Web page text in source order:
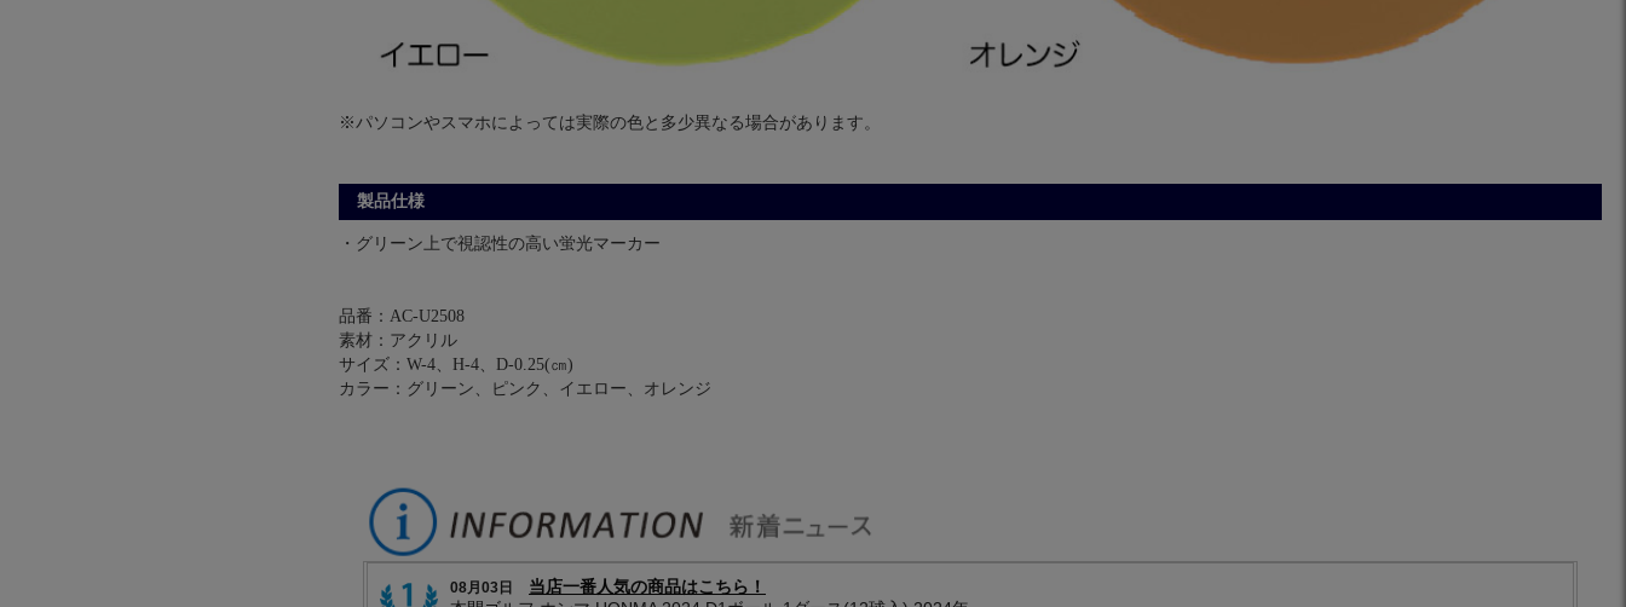
※パソコンやスマホによっては実際の色と多少異なる場合があります。
製品仕様
・グリーン上で視認性の高い蛍光マーカー
品番：AC-U2508
素材：アクリル
サイズ：W-4、H-4、D-0.25(㎝)
カラー：グリーン、ピンク、イエロー、オレンジ